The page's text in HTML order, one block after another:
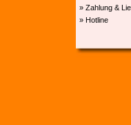
» Zahlung &
» Hotline